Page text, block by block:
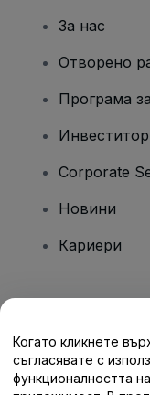
За нас
Отворено
Програма
Инвеститор
Corporate
Новини
Кариери
Помощен
Когато кликнете
съгласявате с
функционалността